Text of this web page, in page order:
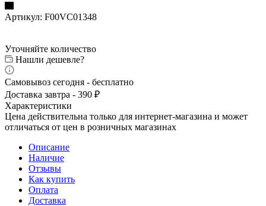
Артикул: F00VC01348
Уточняйте количество
Нашли дешевле?
Самовывоз сегодня - бесплатно
Доставка завтра - 390 ₽
Характеристики
Цена действительна только для интернет-магазина и может
отличаться от цен в розничных магазинах
Описание
Наличие
Отзывы
Как купить
Оплата
Доставка